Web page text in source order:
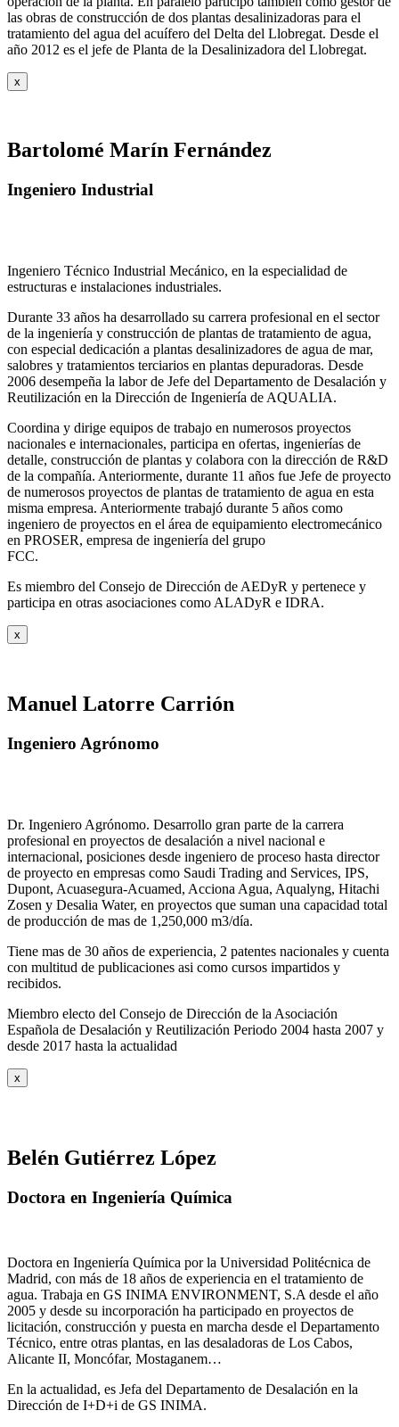
las obras de construcción de dos plantas desalinizadoras para el
tratamiento del agua del acuífero del Delta del Llobregat. Desde el
año 2012 es el jefe de Planta de la Desalinizadora del Llobregat.
x
Bartolomé Marín Fernández
Ingeniero Industrial
Ingeniero Técnico Industrial Mecánico, en la especialidad de
estructuras e instalaciones industriales.
Durante 33 años ha desarrollado su carrera profesional en el sector
de la ingeniería y construcción de plantas de tratamiento de agua,
con especial dedicación a plantas desalinizadores de agua de mar,
salobres y tratamientos terciarios en plantas depuradoras. Desde
2006 desempeña la labor de Jefe del Departamento de Desalación y
Reutilización en la Dirección de Ingeniería de AQUALIA.
Coordina y dirige equipos de trabajo en numerosos proyectos
nacionales e internacionales, participa en ofertas, ingenierías de
detalle, construcción de plantas y colabora con la dirección de R&D
de la compañía. Anteriormente, durante 11 años fue Jefe de proyecto
de numerosos proyectos de plantas de tratamiento de agua en esta
misma empresa. Anteriormente trabajó durante 5 años como
ingeniero de proyectos en el área de equipamiento electromecánico
en PROSER, empresa de ingeniería del grupo
FCC.
Es miembro del Consejo de Dirección de AEDyR y pertenece y
participa en otras asociaciones como ALADyR e IDRA.
x
Manuel Latorre Carrión
Ingeniero Agrónomo
Dr. Ingeniero Agrónomo. Desarrollo gran parte de la carrera
profesional en proyectos de desalación a nivel nacional e
internacional, posiciones desde ingeniero de proceso hasta director
de proyecto en empresas como Saudi Trading and Services, IPS,
Dupont, Acuasegura-Acuamed, Acciona Agua, Aqualyng, Hitachi
Zosen y Desalia Water, en proyectos que suman una capacidad total
de producción de mas de 1,250,000 m3/día.
Tiene mas de 30 años de experiencia, 2 patentes nacionales y cuenta
con multitud de publicaciones asi como cursos impartidos y
recibidos.
Miembro electo del Consejo de Dirección de la Asociación
Española de Desalación y Reutilización Periodo 2004 hasta 2007 y
desde 2017 hasta la actualidad
x
Belén Gutiérrez López
Doctora en Ingeniería Química
Doctora en Ingeniería Química por la Universidad Politécnica de
Madrid, con más de 18 años de experiencia en el tratamiento de
agua. Trabaja en GS INIMA ENVIRONMENT, S.A desde el año
2005 y desde su incorporación ha participado en proyectos de
licitación, construcción y puesta en marcha desde el Departamento
Técnico, entre otras plantas, en las desaladoras de Los Cabos,
Alicante II, Moncófar, Mostaganem…
En la actualidad, es Jefa del Departamento de Desalación en la
Dirección de I+D+i de GS INIMA.